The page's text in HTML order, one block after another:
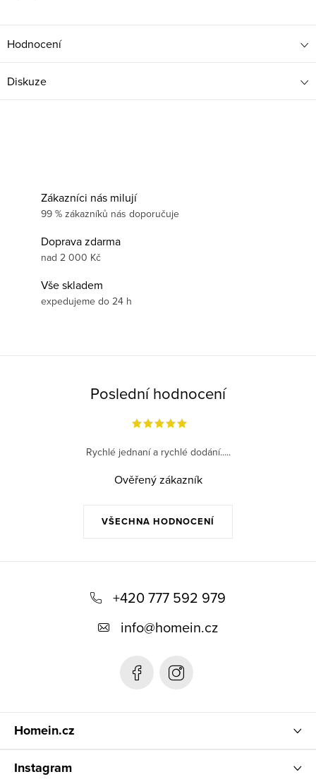
Hodnocení
Diskuze
Zákazníci nás milují
99 % zákazníků nás doporučuje
Doprava zdarma
nad 2 000 Kč
Vše skladem
expedujeme do 24 h
Poslední hodnocení
VŠECHNA HODNOCENÍ
Rychlé jednaní a rychlé dodání.....
Ověřený zákazník
+420 777 592 979
info@homein.cz
Homein.cz
Instagram